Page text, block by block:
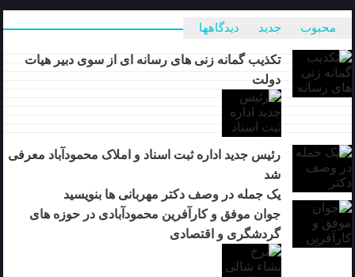
محبوب جدید دیدگاهها
تکذیب گمانه زنی های رسانه ای از سوی دبیر هیات
دولت
رئیس جدید اداره ثبت اسناد و املاک محمودآباد معرفی
شد
یک جمله در وصف دکتر مهربانی ها بنویسید
جوان موفق و کارآفرین محمودآبادی در حوزه های
گردشگری و اقتصادی